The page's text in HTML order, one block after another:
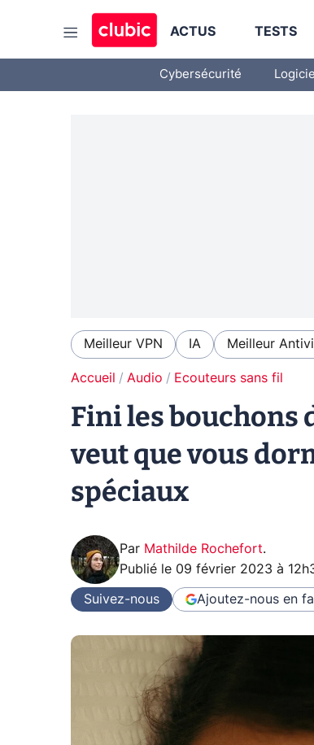
ACTUS TESTS
Cybersécurité
Meilleur VPN IA Meilleur
Accueil Audio Ecouteurs sans fil
Fini les
veut que vous
spéciaux
Par Mathilde Rochefort.
Publié le 09 février 2023 à
Suivez-nous Ajoutez-nous en